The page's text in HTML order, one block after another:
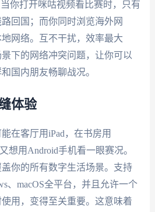
你打开咪咕视频看比赛时，只有
回国；而你同时浏览海外网
网络。互不干扰，效率最大
下的网络冲突问题，让你可以
国内朋友畅聊战况。
体验
在客厅用iPad，在书房用
想用Android手机看一眼赛况。
你的所有数字生活场景。支持
、macOS全平台，并且允许一个
用，变得至关重要。这意味着